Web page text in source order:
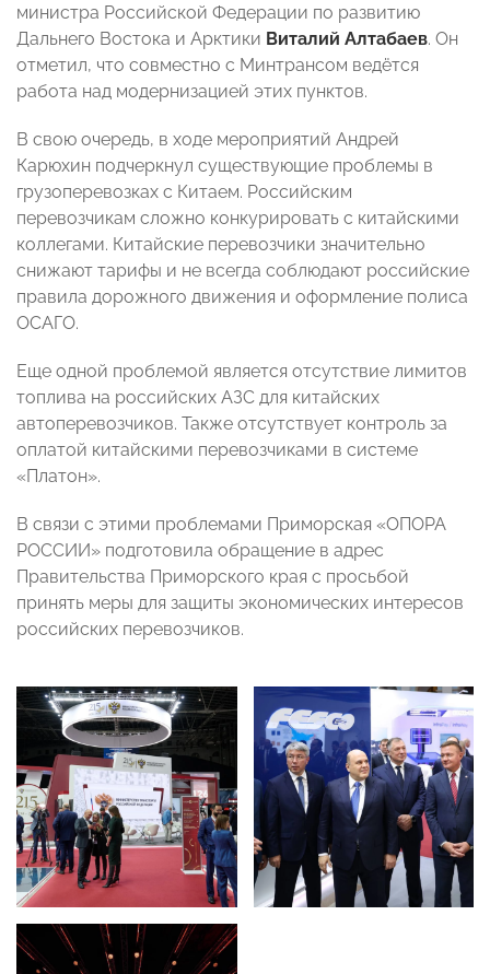
министра Российской Федерации по развитию
Дальнего Востока и Арктики Виталий Алтабаев. Он
отметил, что совместно с Минтрансом ведётся
работа над модернизацией этих пунктов.
В свою очередь, в ходе мероприятий Андрей
Карюхин подчеркнул существующие проблемы в
грузоперевозках с Китаем. Российским
перевозчикам сложно конкурировать с китайскими
коллегами. Китайские перевозчики значительно
снижают тарифы и не всегда соблюдают российские
правила дорожного движения и оформление полиса
ОСАГО.
Еще одной проблемой является отсутствие лимитов
топлива на российских АЗС для китайских
автоперевозчиков. Также отсутствует контроль за
оплатой китайскими перевозчиками в системе
«Платон».
В связи с этими проблемами Приморская «ОПОРА
РОССИИ» подготовила обращение в адрес
Правительства Приморского края с просьбой
принять меры для защиты экономических интересов
российских перевозчиков.